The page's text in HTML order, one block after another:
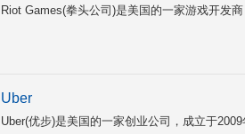
Riot Games(拳头公司)是美国的一家游戏开发
Uber
Uber(优步)是美国的一家创业公司，成立于